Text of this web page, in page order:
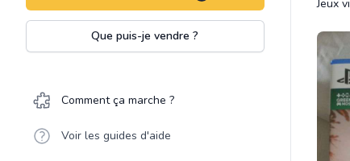
Que puis-je vendre ?
Comment ça marche ?
Voir les guides d'aide
Jeux